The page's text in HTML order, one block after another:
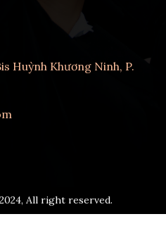
Huỳnh Khương Ninh, P.
2024, All right reserved.